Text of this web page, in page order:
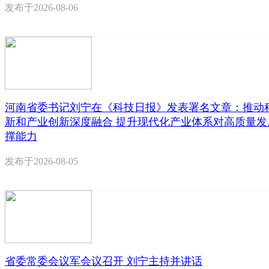
发布于2026-08-06
河南省委书记刘宁在《科技日报》发表署名文章：推动
新和产业创新深度融合 提升现代化产业体系对高质量
撑能力
发布于2026-08-05
省委常委会议军会议召开 刘宁主持并讲话